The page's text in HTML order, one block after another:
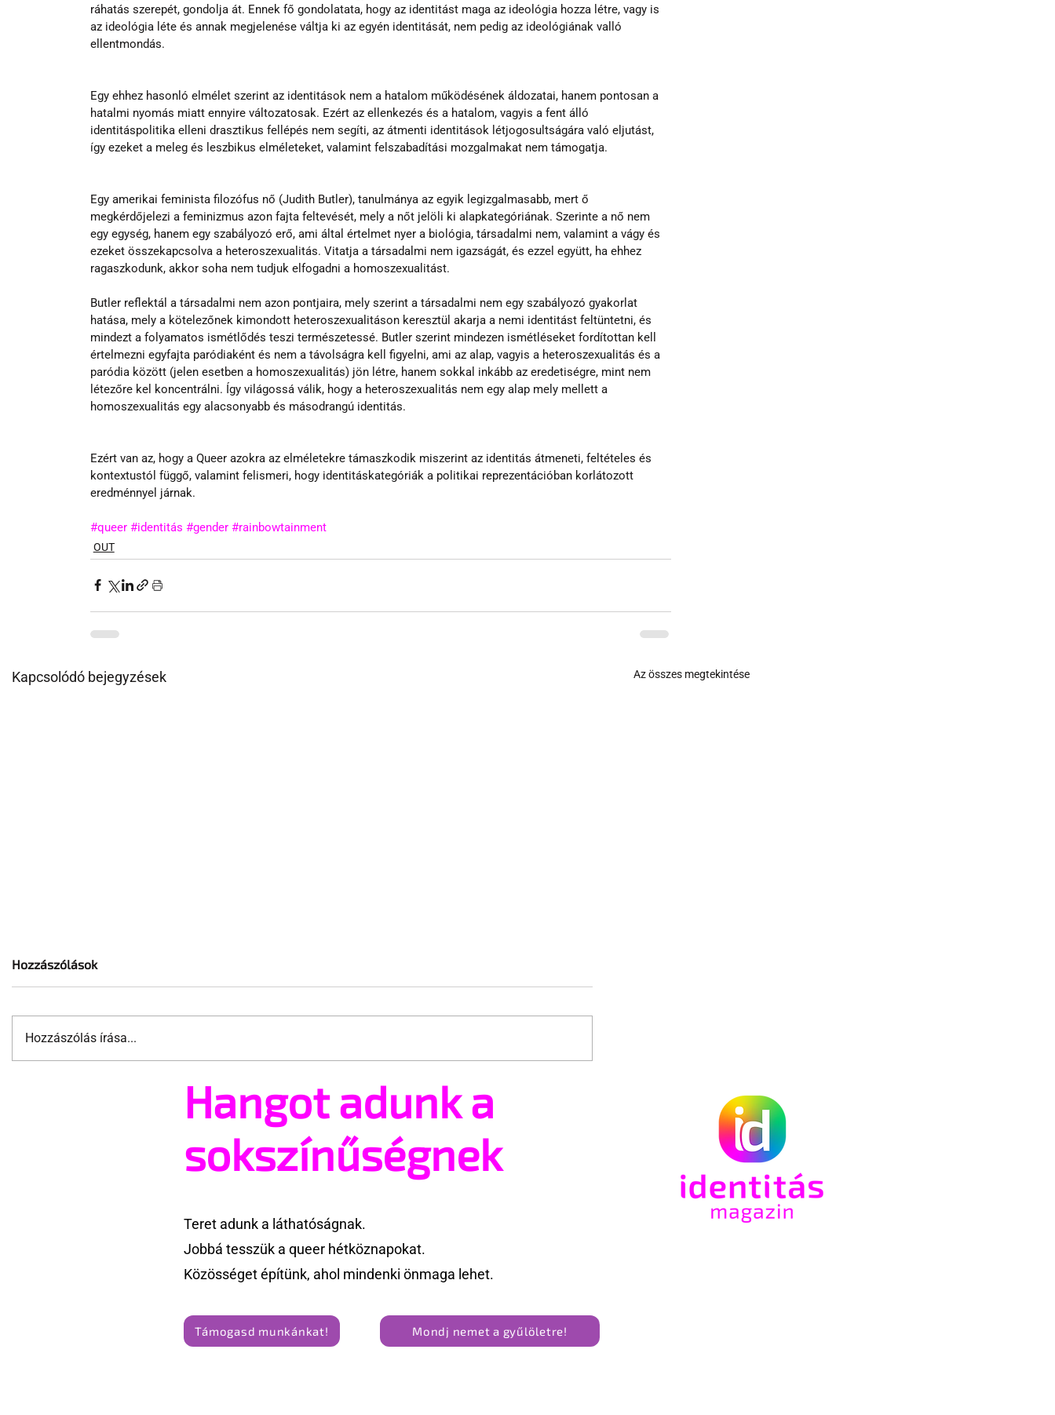
ráhatás szerepét, gondolja át. Ennek fő gondolatata, hogy az identitást maga az ideológia hozza létre, vagy is
az ideológia léte és annak megjelenése váltja ki az egyén identitását, nem pedig az ideológiának valló
ellentmondás.
Egy ehhez hasonló elmélet szerint az identitások nem a hatalom működésének áldozatai, hanem pontosan a
hatalmi nyomás miatt ennyire változatosak. Ezért az ellenkezés és a hatalom, vagyis a fent álló
identitáspolitika elleni drasztikus fellépés nem segíti, az átmenti identitások létjogosultságára való eljutást,
így ezeket a meleg és leszbikus elméleteket, valamint felszabadítási mozgalmakat nem támogatja.
Egy amerikai feminista filozófus nő (Judith Butler), tanulmánya az egyik legizgalmasabb, mert ő
megkérdőjelezi a feminizmus azon fajta feltevését, mely a nőt jelöli ki alapkategóriának. Szerinte a nő nem
egy egység, hanem egy szabályozó erő, ami által értelmet nyer a biológia, társadalmi nem, valamint a vágy és
ezeket összekapcsolva a heteroszexualitás. Vitatja a társadalmi nem igazságát, és ezzel együtt, ha ehhez
ragaszkodunk, akkor soha nem tudjuk elfogadni a homoszexualitást.
Butler reflektál a társadalmi nem azon pontjaira, mely szerint a társadalmi nem egy szabályozó gyakorlat
hatása, mely a kötelezőnek kimondott heteroszexualitáson keresztül akarja a nemi identitást feltüntetni, és
mindezt a folyamatos ismétlődés teszi természetessé. Butler szerint mindezen ismétléseket fordítottan kell
értelmezni egyfajta paródiaként és nem a távolságra kell figyelni, ami az alap, vagyis a heteroszexualitás és a
paródia között (jelen esetben a homoszexualitás) jön létre, hanem sokkal inkább az eredetiségre, mint nem
létezőre kel koncentrálni. Így világossá válik, hogy a heteroszexualitás nem egy alap mely mellett a
homoszexualitás egy alacsonyabb és másodrangú identitás.
Ezért van az, hogy a Queer azokra az elméletekre támaszkodik miszerint az identitás átmeneti, feltételes és
kontextustól függő, valamint felismeri, hogy identitáskategóriák a politikai reprezentációban korlátozott
eredménnyel járnak.
#queer #identitás #gender #rainbowtainment
OUT
Kapcsolódó bejegyzések Az összes megtekintése
Fico már az azonos nemű
párok házasságától retteg
Biedroń megindító üzenete a
Hozzászólások
Hozzászólás írása...
Hangot adunk a
sokszínűségnek
Teret adunk a láthatóságnak.
Jobbá tesszük a queer hétköznapokat.
Közösséget építünk, ahol mindenki önmaga lehet.
Támogasd munkánkat! Mondj nemet a gyűlöletre!